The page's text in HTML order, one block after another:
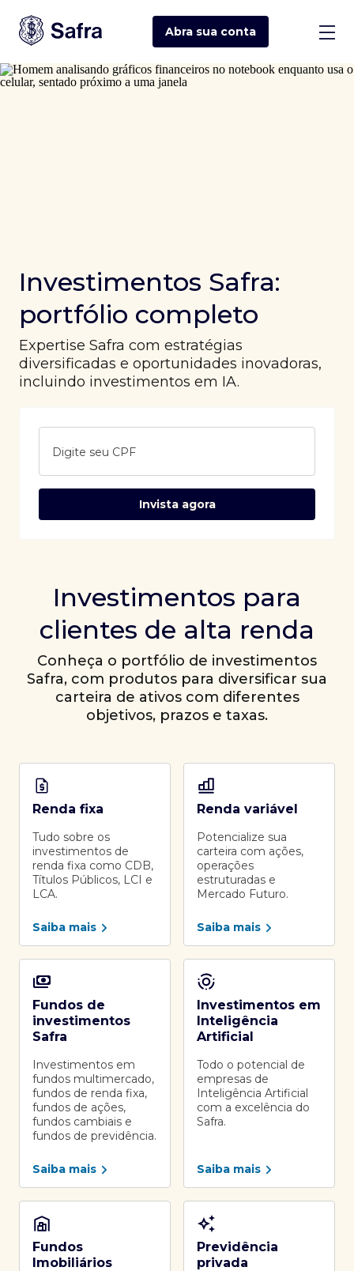
Abra sua conta
Investimentos Safra:
portfólio completo
Expertise Safra com estratégias
diversificadas e oportunidades inovadoras,
incluindo investimentos em IA.
Digite seu CPF
Invista agora
Investimentos para
clientes de alta renda
Conheça o portfólio de investimentos
Safra, com produtos para diversificar sua
carteira de ativos com diferentes
objetivos, prazos e taxas.
Renda fixa
Tudo sobre os
investimentos de
renda fixa como CDB,
Títulos Públicos, LCI e
LCA.
Saiba mais
Renda variável
Potencialize sua
carteira com ações,
operações
estruturadas e
Mercado Futuro.
Saiba mais
Fundos de
investimentos
Safra
Investimentos em
fundos multimercado,
fundos de renda fixa,
fundos de ações,
fundos cambiais e
fundos de previdência.
Saiba mais
Investimentos em
Inteligência
Artificial
Todo o potencial de
empresas de
Inteligência Artificial
com a excelência do
Safra.
Saiba mais
Fundos
Imobiliários
Previdência
privada